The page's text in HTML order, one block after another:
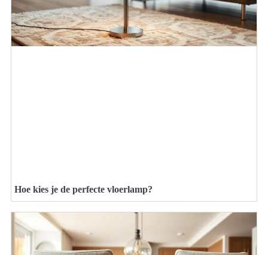
Hoe kies je de perfecte vloerlamp?